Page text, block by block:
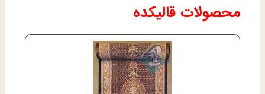
محصولات قالیکده